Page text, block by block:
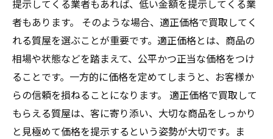
提示してくる業者もあれば、低い金額を提示してくる業
者もあります。 そのような場合、適正価格で買取してく
れる質屋を選ぶことが重要です。適正価格とは、商品の
相場や状態などを踏まえて、公平かつ正当な価格をつけ
ることです。一方的に価格を定めてしまうと、お客様か
らの信頼を損ねることになります。 適正価格で買取して
もらえる質屋は、客に寄り添い、大切な商品をしっかり
と見極めて価格を提示するという姿勢が大切です。ま